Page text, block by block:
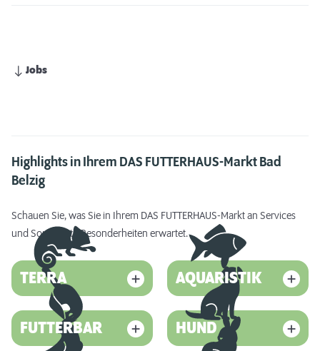
Jobs
Highlights in Ihrem DAS FUTTERHAUS-Markt Bad
Belzig
Schauen Sie, was Sie in Ihrem DAS FUTTERHAUS-Markt an Services
und Sortiments-Besonderheiten erwartet.
TERRA AQUARISTIK
FUTTERBAR HUND